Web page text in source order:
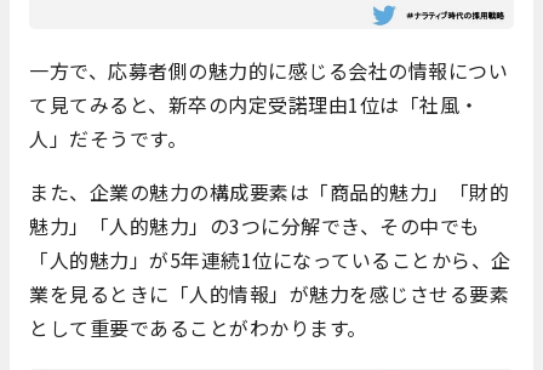
一方で、応募者側の魅力的に感じる会社の情報につい
て見てみると、新卒の内定受諾理由1位は「社風・
人」だそうです。
また、企業の魅力の構成要素は「商品的魅力」「財的
魅力」「人的魅力」の3つに分解でき、その中でも
「人的魅力」が5年連続1位になっていることから、企
業を見るときに「人的情報」が魅力を感じさせる要素
として重要であることがわかります。